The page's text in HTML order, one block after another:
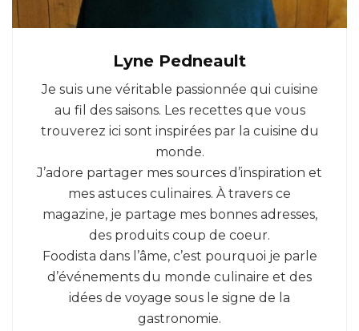
Lyne Pedneault
Je suis une véritable passionnée qui cuisine
au fil des saisons. Les recettes que vous
trouverez ici sont inspirées par la cuisine du
monde.
J’adore partager mes sources d’inspiration et
mes astuces culinaires. À travers ce
magazine, je partage mes bonnes adresses,
des produits coup de coeur.
Foodista dans l’âme, c’est pourquoi je parle
d’événements du monde culinaire et des
idées de voyage sous le signe de la
gastronomie.